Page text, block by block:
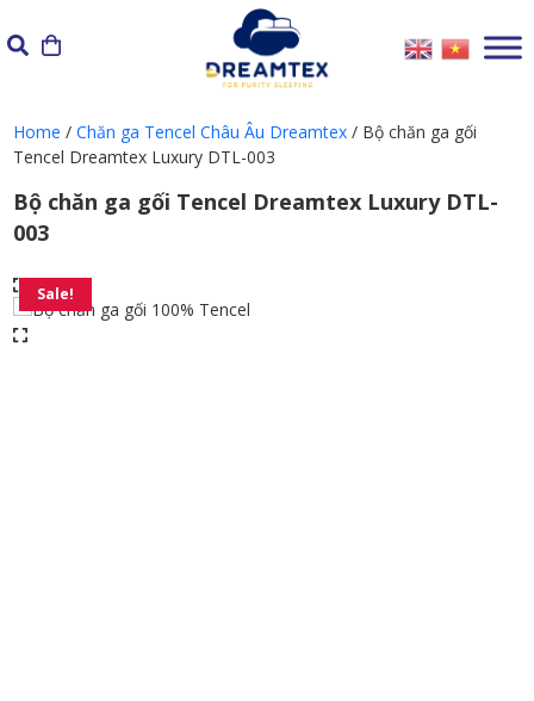
to
content
Home / Chăn ga Tencel Châu Âu Dreamtex/ Bộ chăn ga gối
Tencel Dreamtex Luxury DTL-003
Bộ chăn ga gối Tencel Dreamtex Luxury DTL-
003
Sale!